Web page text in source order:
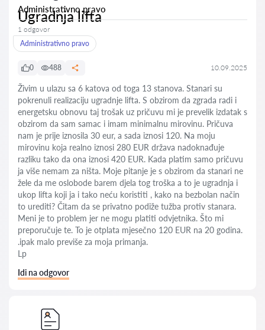
Administrativno pravo
Ugradnja lifta
1 odgovor
Administrativno pravo
0 488 10.09.2025
Živim u ulazu sa 6 katova od toga 13 stanova. Stanari su
pokrenuli realizaciju ugradnje lifta. S obzirom da zgrada radi i
energetsku obnovu taj trošak uz pričuvu mi je prevelik izdatak s
obzirom da sam samac i imam minimalnu mirovinu. Pričuva
nam je prije iznosila 30 eur, a sada iznosi 120. Na moju
mirovinu koja realno iznosi 280 EUR država nadoknađuje
razliku tako da ona iznosi 420 EUR. Kada platim samo pričuvu
ja više nemam za ništa. Moje pitanje je s obzirom da stanari ne
žele da me oslobode barem djela tog troška a to je ugradnja i
ukop lifta koji ja i tako neću koristiti , kako na bezbolan način
to urediti? Čitam da se privatno podiže tužba protiv stanara.
Meni je to problem jer ne mogu platiti odvjetnika. Što mi
preporučuje te. To je otplata mjesečno 120 EUR na 20 godina.
.ipak malo previše za moja primanja.
Lp
Idi na odgovor